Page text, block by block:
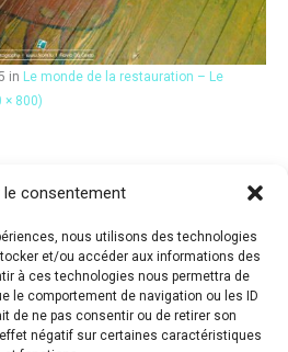
le consentement
nous utilisons des technologies
et/ou accéder aux informations des
à ces technologies nous permettra de
le comportement de navigation ou les ID
de ne pas consentir ou de retirer son
négatif sur certaines caractéristiques
in Le monde de la restauration – Le
× 800)